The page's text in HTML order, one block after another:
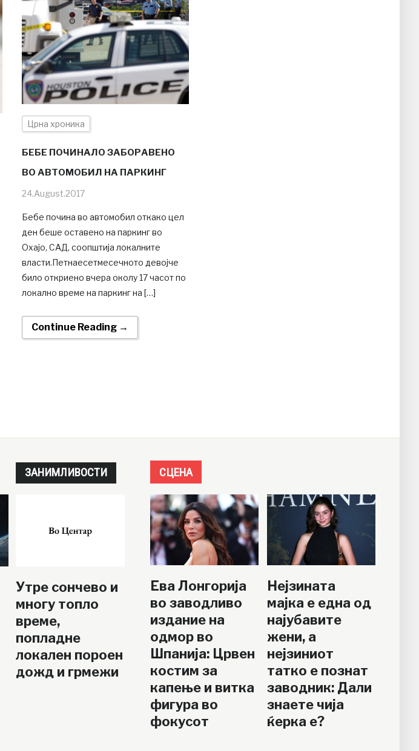
Црна хроника
БЕБЕ ПОЧИНАЛО ЗАБОРАВЕНО
ВО АВТОМОБИЛ НА ПАРКИНГ
24.August.2017
Бебе почина во автомобил откако цел
ден беше оставено на паркинг во
Охајо, САД, соопштија локалните
власти.Петнаесетмесечното девојче
било откриено вчера околу 17 часот по
локално време на паркинг на […]
Continue Reading →
ЗАНИМЛИВОСТИ
Утре сончево и
многу топло
време,
попладне
локален пороен
дожд и грмежи
СЦЕНА
Ева Лонгорија
во заводливо
издание на
одмор во
Шпанија: Црвен
костим за
капење и витка
фигура во
фокусот
Нејзината
мајка е една од
најубавите
жени, а
нејзиниот
татко е познат
заводник: Дали
знаете чија
ќерка е?